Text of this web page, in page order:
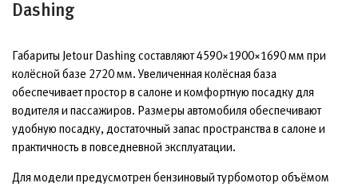
Dashing
Габариты Jetour Dashing составляют 4590×1900×1690 мм при
колёсной базе 2720 мм. Увеличенная колёсная база
обеспечивает простор в салоне и комфортную посадку для
водителя и пассажиров. Размеры автомобиля обеспечивают
удобную посадку, достаточный запас пространства в салоне и
практичность в повседневной эксплуатации.
Для модели предусмотрен бензиновый турбомотор объёмом